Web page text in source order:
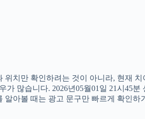
위치만 확인하려는 것이 아니라, 현재
많습니다. 2026년05월01일 21시45
아볼 때는 광고 문구만 빠르게 확인